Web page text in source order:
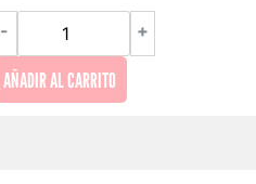
- +
AÑADIR AL CARRITO